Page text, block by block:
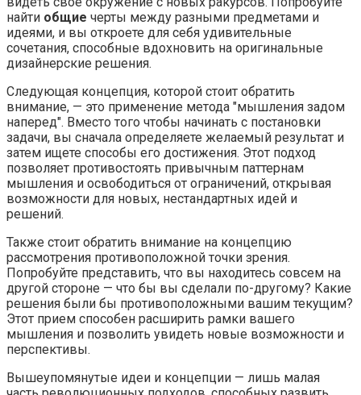
найти общие черты между разными предметами и
идеями, и вы откроете для себя удивительные
сочетания, способные вдохновить на оригинальные
дизайнерские решения.
Следующая концепция, которой стоит обратить
внимание, — это применение метода "мышления задом
наперед". Вместо того чтобы начинать с постановки
задачи, вы сначала определяете желаемый результат и
затем ищете способы его достижения. Этот подход
позволяет противостоять привычным паттернам
мышления и освободиться от ограничений, открывая
возможности для новых, нестандартных идей и
решений.
Также стоит обратить внимание на концепцию
рассмотрения противоположной точки зрения.
Попробуйте представить, что вы находитесь совсем на
другой стороне — что бы вы сделали по-другому? Какие
решения были бы противоположными вашим текущим?
Этот прием способен расширить рамки вашего
мышления и позволить увидеть новые возможности и
перспективы.
Вышеупомянутые идеи и концепции — лишь малая